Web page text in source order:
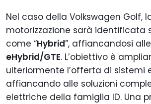
Nel caso della Volkswagen Golf,
motorizzazione sarà identificata
come “Hybrid”, affiancandosi
eHybrid/GTE. L’obiettivo è
ulteriormente l’offerta di sistemi
affiancando alle soluzioni
elettriche della famiglia ID. Una